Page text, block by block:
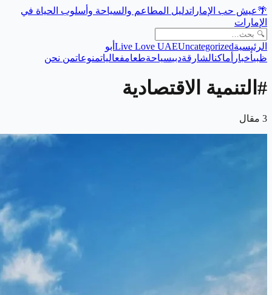
🌴عيش حب الإماراتدليل المطاعم والسياحة وأسلوب الحياة في
الإمارات
الرئيسية Live Love UAEUncategorized
أبو
ظبيأخبار أماكنالشارقةدبيسياحةطعامفعالياتمنوعاتمن نحن
# التنمية الاقتصادية
3 مقال